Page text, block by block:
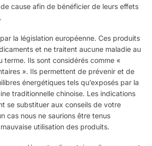
cause afin de bénéficier de leurs effets
la législation européenne. Ces produits
et ne traitent aucune maladie au
terme. Ils sont considérés comme «
». Ils permettent de prévenir et de
énergétiques tels qu’exposés par la
traditionnelle chinoise. Les indications
se substituer aux conseils de votre
cas nous ne saurions être tenus
utilisation des produits.